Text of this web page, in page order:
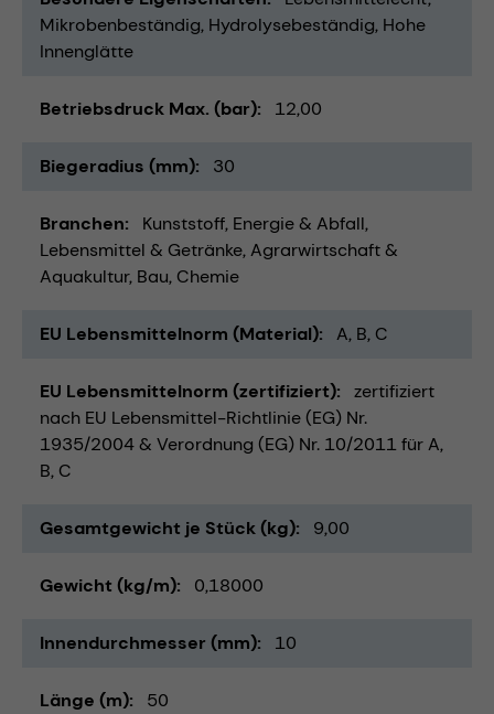
Mikrobenbeständig Hydrolysebeständig Hohe
Innenglätte
Betriebsdruck Max. (bar) 12,00
Biegeradius (mm) 30
Branchen Kunststoff Energie & Abfall
Lebensmittel & Getränke Agrarwirtschaft &
Aquakultur Bau Chemie
EU Lebensmittelnorm (Material) A, B, C
EU Lebensmittelnorm (zertifiziert)
zertifiziert
nach EU Lebensmittel-Richtlinie (EG) Nr.
1935/2004 & Verordnung (EG) Nr. 10/2011 für A,
B, C
Gesamtgewicht je Stück (kg) 9,00
Gewicht (kg/m) 0,18000
Innendurchmesser (mm) 10
Länge (m) 50